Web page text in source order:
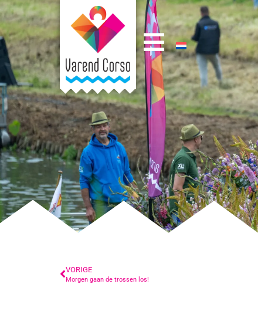
VORIGE
Morgen gaan de trossen los!